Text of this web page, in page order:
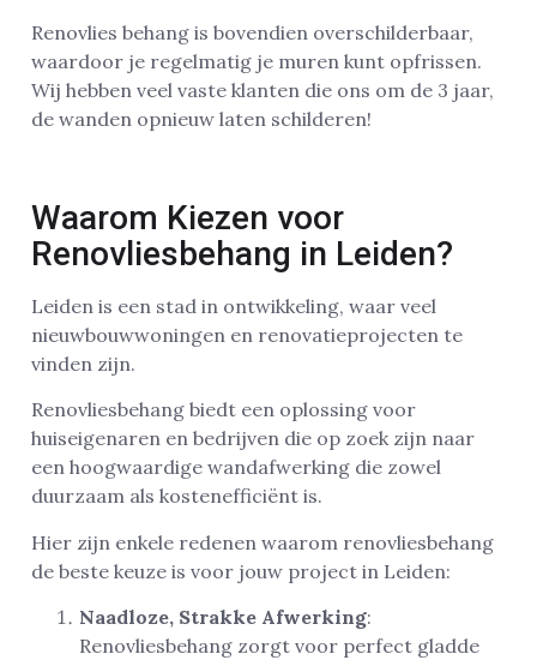
Renovlies behang is bovendien overschilderbaar,
waardoor je regelmatig je muren kunt opfrissen.
Wij hebben veel vaste klanten die ons om de 3 jaar,
de wanden opnieuw laten schilderen!
Waarom Kiezen voor
Renovliesbehang in Leiden?
Leiden is een stad in ontwikkeling, waar veel
nieuwbouwwoningen en renovatieprojecten te
vinden zijn.
Renovliesbehang biedt een oplossing voor
huiseigenaren en bedrijven die op zoek zijn naar
een hoogwaardige wandafwerking die zowel
duurzaam als kostenefficiënt is.
Hier zijn enkele redenen waarom renovliesbehang
de beste keuze is voor jouw project in Leiden:
Naadloze, Strakke Afwerking:
Renovliesbehang zorgt voor perfect gladde